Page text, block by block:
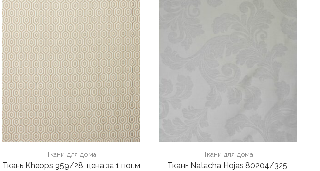
Ткани для дома
Ткань Kheops 959/28, цена за 1 пог.м
Ткани для дома
Ткань Natacha Hojas 80204/325,